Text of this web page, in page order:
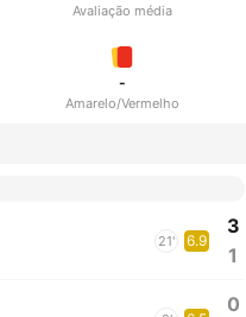
Avaliação média
-
Amarelo/Vermelho
21' 6.9
3
1
0